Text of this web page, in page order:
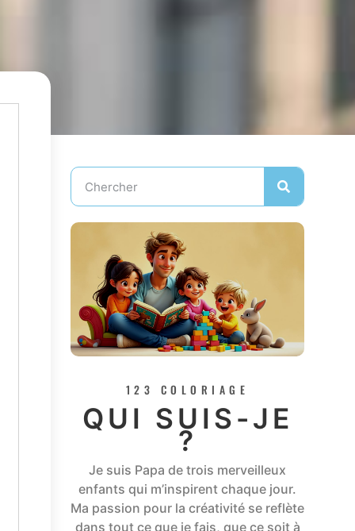
123 COLORIAGE
QUI SUIS-JE
?
Je suis Papa de trois merveilleux
enfants qui m’inspirent chaque jour.
Ma passion pour la créativité se reflète
dans tout ce que je fais, que ce soit à